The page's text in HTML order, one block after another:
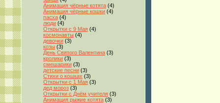
Анимация чёрные котята (4)
Анимация чёрные кошки (4)
пасха (4)
люди (4)
Открытки с 9 Мая (4)
космонавты (4)
девочки (3)
козы (3)
День Святого Валентина (3)
кролики (3)
смешарики (3)
детские песни (3)
Стихи о кошках (3)
Открытки с 1 Мая (3)
дед мороз (3)
Открытки с Днём учителя (3)
Анимация рыжие котята (3)